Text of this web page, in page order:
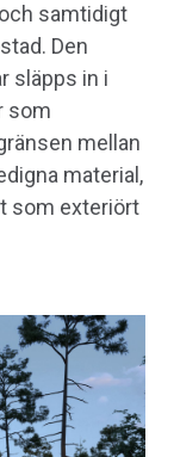
samtidigt
Den
släpps in i
som
mellan
material,
som exteriört